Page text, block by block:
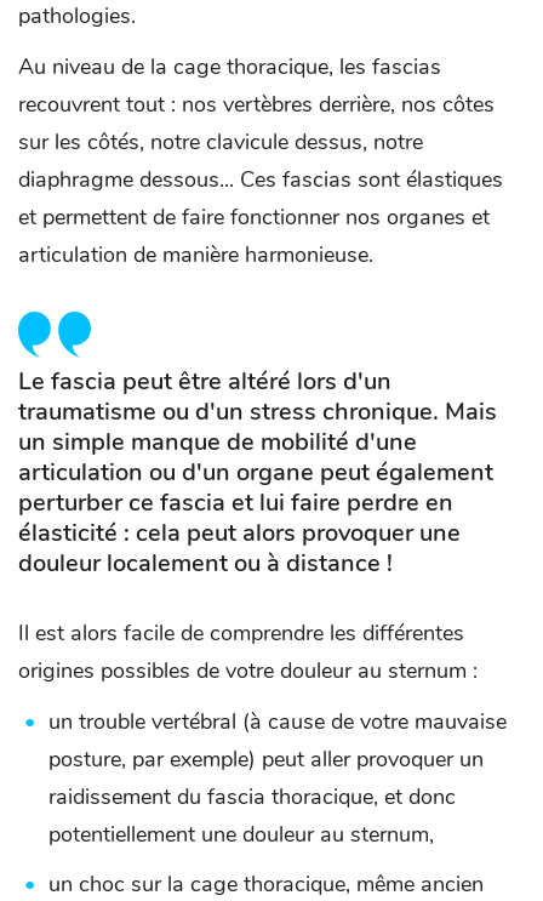
pathologies.
Au niveau de la cage thoracique, les fascias
recouvrent tout : nos vertèbres derrière, nos côtes
sur les côtés, notre clavicule dessus, notre
diaphragme dessous... Ces fascias sont élastiques
et permettent de faire fonctionner nos organes et
articulation de manière harmonieuse.
Le fascia peut être altéré lors d'un
traumatisme ou d'un stress chronique. Mais
un simple manque de mobilité d'une
articulation ou d'un organe peut également
perturber ce fascia et lui faire perdre en
élasticité : cela peut alors provoquer une
douleur localement ou à distance !
Il est alors facile de comprendre les différentes
origines possibles de votre douleur au sternum :
un trouble vertébral (à cause de votre mauvaise
posture, par exemple) peut aller provoquer un
raidissement du fascia thoracique, et donc
potentiellement une douleur au sternum,
un choc sur la cage thoracique, même ancien